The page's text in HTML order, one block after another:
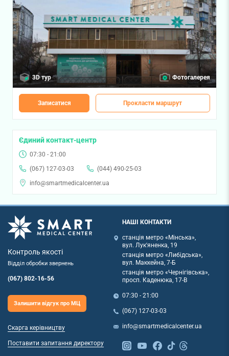
3D тур Фотогалерея
Записатися Прокласти маршрут
Єдиний контакт-центр
07:30 - 21:00
(067) 127-03-03
(044) 490-25-03
info@smartmedicalcenter.ua
Контроль якості
Відділ обробки звернень
(067) 802-16-56
Залишити відгук про МЦ
Скарга керівництву
Поставити запитання директору
НАШІ КОНТАКТИ
станція метро «Мінська»,
вул. Лук'яненка, 19
станція метро «Либідська»,
вул. Маккейна, 7-Б
станція метро «Чернігівська»,
просп. Каденюка, 17-В
07:30 - 21:00
(067) 127-03-03
info@smartmedicalcenter.ua